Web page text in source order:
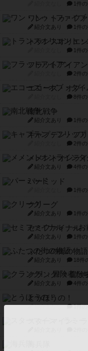
1件
ワン・トゥ・フ
紹介文あり 1件
トランスオリエ
1件
フラットアイアン
2件の
エコーズ・オブ
8件の
南北戦争
紹介文あり 1件
キャプテン・フ
2件の
メメントオンラ
紹介文あり 4件の
パーミッド
1件
クリーグ
紹介文あり 1件
セミファイナル
紹介文あり 1件
ふたつの街の物語
紹介文あり 18件
クランク! ：冒険
紹介文あり 4件の
とうほうの！
紹介文なし 1件